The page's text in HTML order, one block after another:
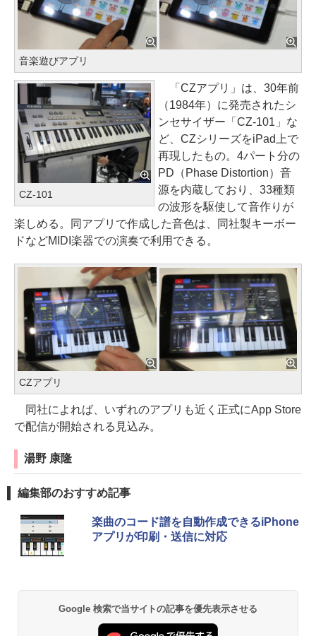
音楽遊びアプリ
CZ-101
「CZアプリ」は、30年前
（1984年）に発売されたシ
ンセサイザー「CZ-101」な
ど、CZシリーズをiPad上で
再現したもの。4パート分の
PD（Phase Distortion）音
源を内蔵しており、33種類
の波形を駆使して音作りが
楽しめる。同アプリで作成した音色は、同社製キーボー
ドなどMIDI楽器での演奏で利用できる。
CZアプリ
同社によれば、いずれのアプリも近く正式にApp Store
で配信が開始される見込み。
湯野 康隆
編集部のおすすめ記事
楽曲のコード譜を自動作成できるiPhone
アプリが印刷・送信に対応
Google 検索で当サイトの記事を優先表示させる